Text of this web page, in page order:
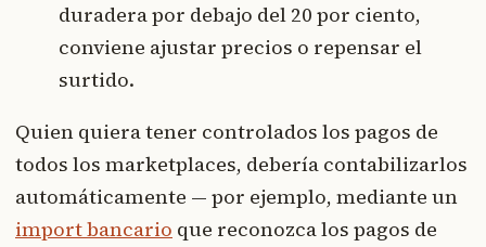
duradera por debajo del 20 por ciento,
conviene ajustar precios o repensar el
surtido.
Quien quiera tener controlados los pagos de
todos los marketplaces, debería contabilizarlos
automáticamente — por ejemplo, mediante un
import bancario que reconozca los pagos de